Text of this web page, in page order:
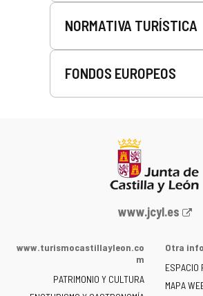
NORMATIVA TURÍSTICA
FONDOS EUROPEOS
Portal
la
de
www.jcyl.es
www.turismocastillayleon.co
m
PATRIMONIO Y CULTURA
Otra
ESPACIO
MAPA